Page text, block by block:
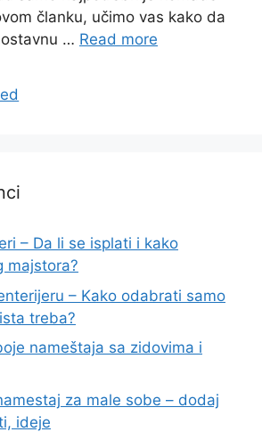
članku, učimo vas kako da
… Read more
– Da li se isplati i kako
majstora?
– Kako odabrati samo
treba?
nameštaja sa zidovima i
za male sobe – dodaj
ideje